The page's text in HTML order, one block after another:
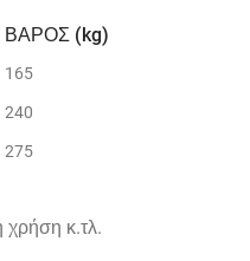
ΒΑΡΟΣ (kg)
165
240
275
χρήση κ.τλ.